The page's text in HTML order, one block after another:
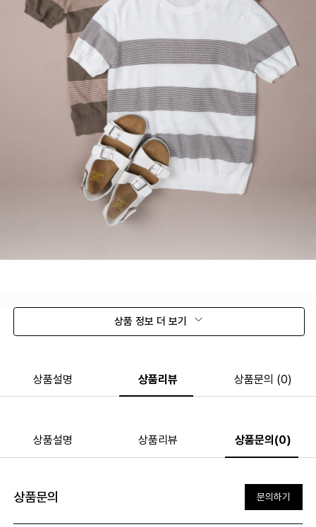
상품 정보 더 보기
상품설명 상품리뷰 상품문의 (0)
상품설명 상품리뷰 상품문의(0)
상품문의 문의하기